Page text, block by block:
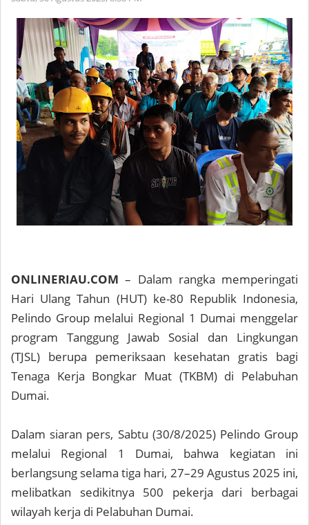
ONLINERIAU.COM – Dalam rangka memperingati
Hari Ulang Tahun (HUT) ke-80 Republik Indonesia,
Pelindo Group melalui Regional 1 Dumai menggelar
program Tanggung Jawab Sosial dan Lingkungan
(TJSL) berupa pemeriksaan kesehatan gratis bagi
Tenaga Kerja Bongkar Muat (TKBM) di Pelabuhan
Dumai.
Dalam siaran pers, Sabtu (30/8/2025) Pelindo Group
melalui Regional 1 Dumai, bahwa kegiatan ini
berlangsung selama tiga hari, 27–29 Agustus 2025 ini,
melibatkan sedikitnya 500 pekerja dari berbagai
wilayah kerja di Pelabuhan Dumai.